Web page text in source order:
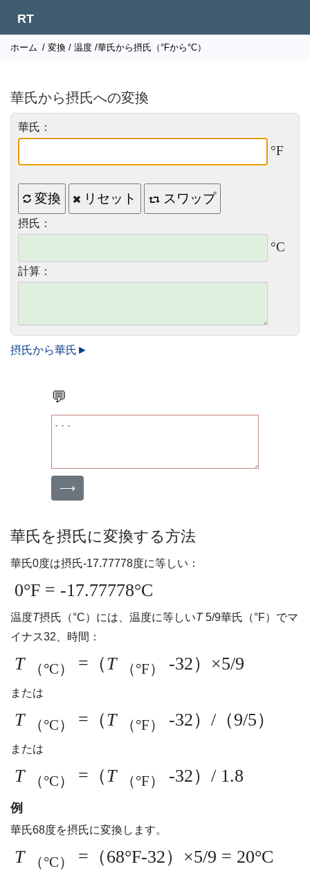
RT
ホーム / 変換 / 温度 /華氏から摂氏（°Fから°C）
華氏から摂氏への変換
華氏：
°F
変換 リセット スワップ
摂氏：
°C
計算：
摂氏から華氏►
💬
⟶
華氏を摂氏に変換する方法
華氏0度は摂氏-17.77778度に等しい：
0°F = -17.77778°C
温度T摂氏（°C）には、温度に等しいT5/9華氏（°F）でマ
イナス32、時間：
T （°C） =（T （°F） -32）×5/9
または
T （°C） =（T （°F） -32）/（9/5）
または
T （°C） =（T （°F） -32）/ 1.8
例
華氏68度を摂氏に変換します。
T （°C） =（68°F-32）×5/9 = 20°C